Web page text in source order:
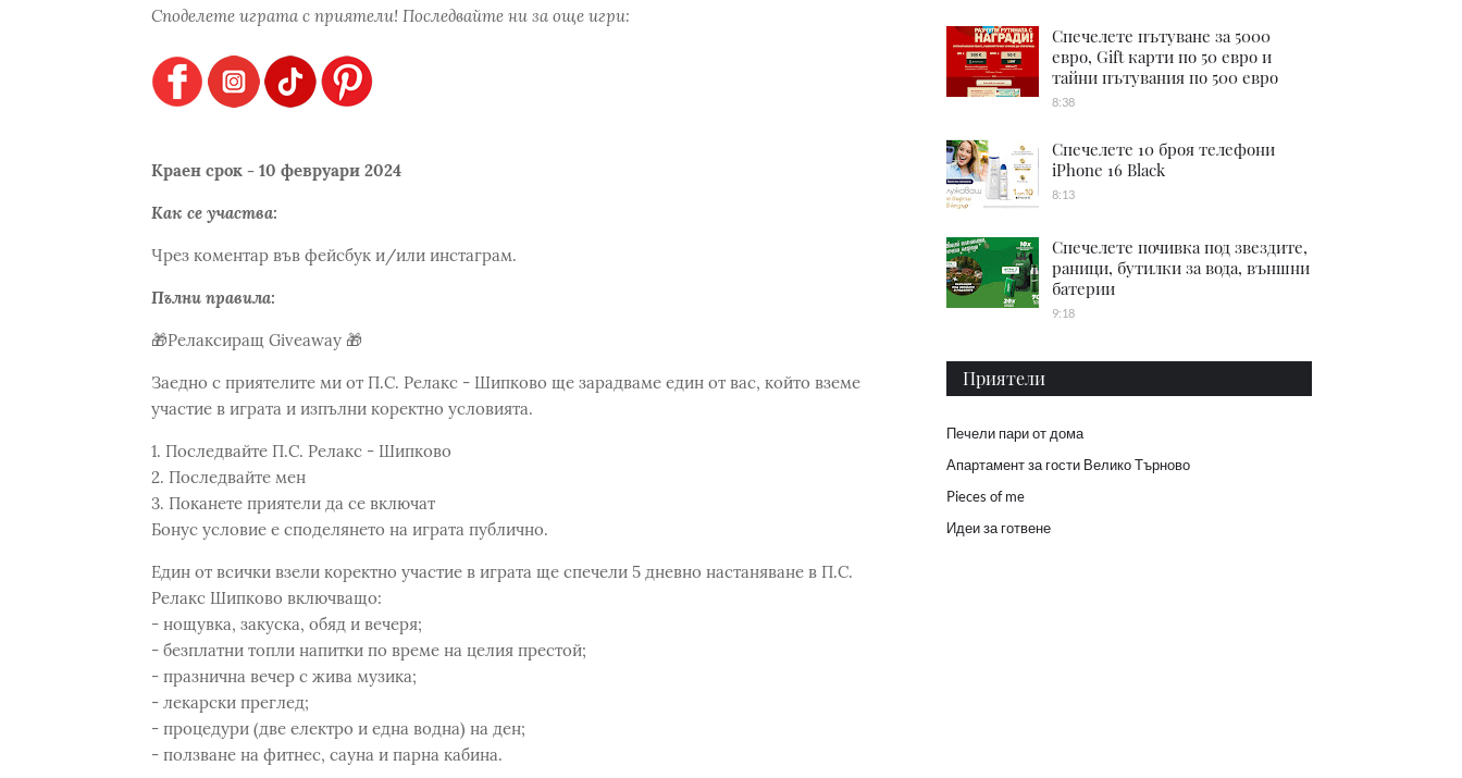
Споделете играта с приятели! Последвайте ни за още игри:
Краен срок - 10 февруари 2024
Как се участва:
Чрез коментар във фейсбук и/или инстаграм.
Пълни правила:
🎁Релаксиращ Giveaway 🎁
Заедно с приятелите ми от П.С. Релакс - Шипково ще зарадваме един от вас, който вземе
участие в играта и изпълни коректно условията.
1. Последвайте П.С. Релакс - Шипково
2. Последвайте мен
3. Поканете приятели да се включат
Бонус условие е споделянето на играта публично.
Един от всички взели коректно участие в играта ще спечели 5 дневно настаняване в П.С.
Релакс Шипково включващо:
- нощувка, закуска, обяд и вечеря;
- безплатни топли напитки по време на целия престой;
- празнична вечер с жива музика;
- лекарски преглед;
- процедури (две електро и една водна) на ден;
- ползване на фитнес, сауна и парна кабина.
Спечелете пътуване за 5000
евро, Gift карти по 50 евро и
тайни пътувания по 500 евро
8:38
Спечелете 10 броя телефони
iPhone 16 Black
8:13
Спечелете почивка под звездите,
раници, бутилки за вода, външни
батерии
9:18
Приятели
Печели пари от дома
Апартамент за гости Велико Търново
Pieces of me
Идеи за готвене